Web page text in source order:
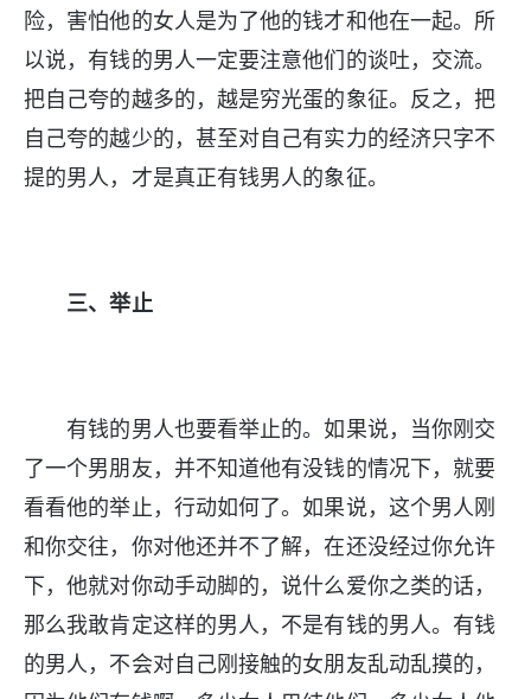
险，害怕他的女人是为了他的钱才和他在一起。所
以说，有钱的男人一定要注意他们的谈吐，交流。
把自己夸的越多的，越是穷光蛋的象征。反之，把
自己夸的越少的，甚至对自己有实力的经济只字不
提的男人，才是真正有钱男人的象征。
三、举止
有钱的男人也要看举止的。如果说，当你刚交
了一个男朋友，并不知道他有没钱的情况下，就要
看看他的举止，行动如何了。如果说，这个男人刚
和你交往，你对他还并不了解，在还没经过你允许
下，他就对你动手动脚的，说什么爱你之类的话，
那么我敢肯定这样的男人，不是有钱的男人。有钱
的男人，不会对自己刚接触的女朋友乱动乱摸的，